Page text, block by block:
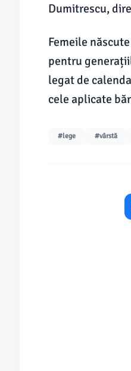
Dumitrescu,
Femeile
pentru
legat de
cele aplicate
#lege #vârstă